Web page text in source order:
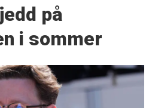
på
i sommer